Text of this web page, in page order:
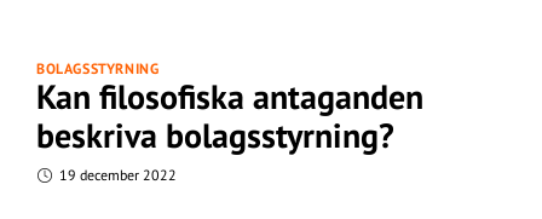
BOLAGSSTYRNING
Kan filosofiska antaganden
beskriva bolagsstyrning?
19 december 2022